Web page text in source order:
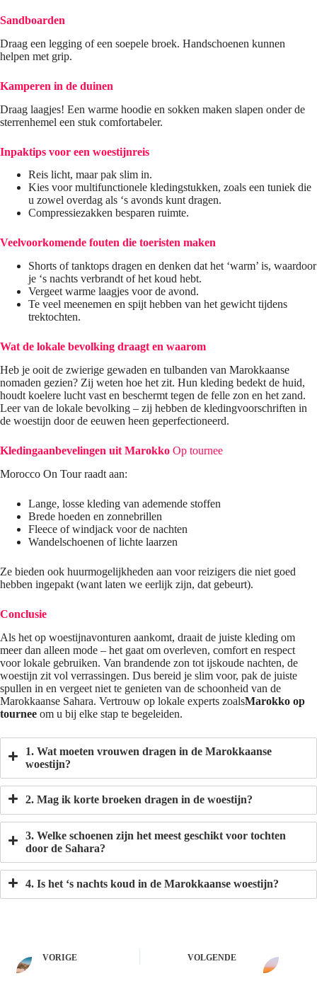
Sandboarden
Draag een legging of een soepele broek. Handschoenen kunnen
helpen met grip.
Kamperen in de duinen
Draag laagjes! Een warme hoodie en sokken maken slapen onder de
sterrenhemel een stuk comfortabeler.
Inpaktips voor een woestijnreis
Reis licht, maar pak slim in.
Kies voor multifunctionele kledingstukken, zoals een tuniek die
u zowel overdag als ‘s avonds kunt dragen.
Compressiezakken besparen ruimte.
Veelvoorkomende fouten die toeristen maken
Shorts of tanktops dragen en denken dat het ‘warm’ is, waardoor
je ‘s nachts verbrandt of het koud hebt.
Vergeet warme laagjes voor de avond.
Te veel meenemen en spijt hebben van het gewicht tijdens
trektochten.
Wat de lokale bevolking draagt ​​en waarom
Heb je ooit de zwierige gewaden en tulbanden van Marokkaanse
nomaden gezien? Zij weten hoe het zit. Hun kleding bedekt de huid,
houdt koelere lucht vast en beschermt tegen de felle zon en het zand.
Leer van de lokale bevolking – zij hebben de kledingvoorschriften in
de woestijn door de eeuwen heen geperfectioneerd.
Kledingaanbevelingen uit Marokko Op tournee
Morocco On Tour raadt aan:
Lange, losse kleding van ademende stoffen
Brede hoeden en zonnebrillen
Fleece of windjack voor de nachten
Wandelschoenen of lichte laarzen
Ze bieden ook huurmogelijkheden aan voor reizigers die niet goed
hebben ingepakt (want laten we eerlijk zijn, dat gebeurt).
Conclusie
Als het op woestijnavonturen aankomt, draait de juiste kleding om
meer dan alleen mode – het gaat om overleven, comfort en respect
voor lokale gebruiken. Van brandende zon tot ijskoude nachten, de
woestijn zit vol verrassingen. Dus bereid je slim voor, pak de juiste
spullen in en vergeet niet te genieten van de schoonheid van de
Marokkaanse Sahara. Vertrouw op lokale experts zoalsMarokko op
tournee om u bij elke stap te begeleiden.
1. Wat moeten vrouwen dragen in de Marokkaanse
woestijn?
2. Mag ik korte broeken dragen in de woestijn?
3. Welke schoenen zijn het meest geschikt voor tochten
door de Sahara?
4. Is het ‘s nachts koud in de Marokkaanse woestijn?
VORIGE VOLGENDE